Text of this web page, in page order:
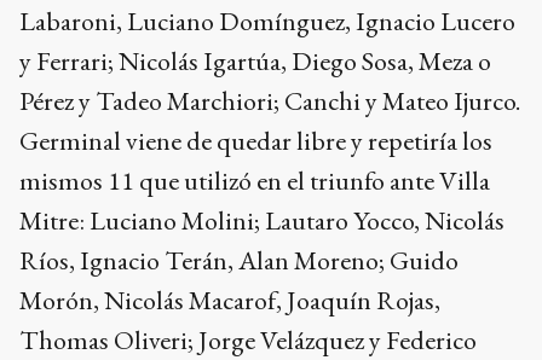
Labaroni, Luciano Domínguez, Ignacio Lucero
y Ferrari; Nicolás Igartúa, Diego Sosa, Meza o
Pérez y Tadeo Marchiori; Canchi y Mateo Ijurco.
Germinal viene de quedar libre y repetiría los
mismos 11 que utilizó en el triunfo ante Villa
Mitre: Luciano Molini; Lautaro Yocco, Nicolás
Ríos, Ignacio Terán, Alan Moreno; Guido
Morón, Nicolás Macarof, Joaquín Rojas,
Thomas Oliveri; Jorge Velázquez y Federico